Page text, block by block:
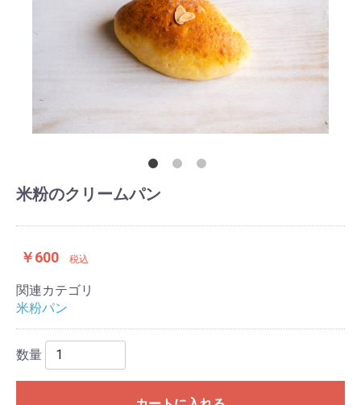
米粉のクリームパン
￥600 税込
関連カテゴリ
米粉パン
数量